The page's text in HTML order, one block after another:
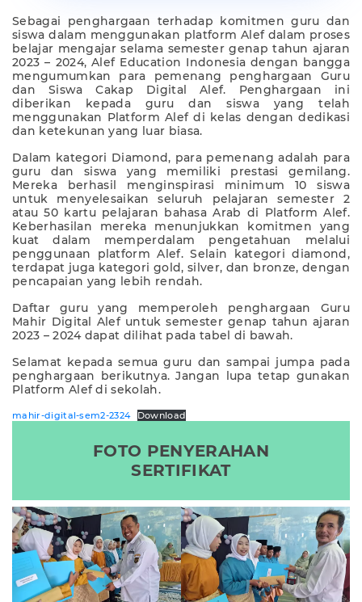
Sebagai penghargaan terhadap komitmen guru dan
siswa dalam menggunakan platform Alef dalam proses
belajar mengajar selama semester genap tahun ajaran
2023 – 2024, Alef Education Indonesia dengan bangga
mengumumkan para pemenang penghargaan Guru
dan Siswa Cakap Digital Alef. Penghargaan ini
diberikan kepada guru dan siswa yang telah
menggunakan Platform Alef di kelas dengan dedikasi
dan ketekunan yang luar biasa.
Dalam kategori Diamond, para pemenang adalah para
guru dan siswa yang memiliki prestasi gemilang.
Mereka berhasil menginspirasi minimum 10 siswa
untuk menyelesaikan seluruh pelajaran semester 2
atau 50 kartu pelajaran bahasa Arab di Platform Alef.
Keberhasilan mereka menunjukkan komitmen yang
kuat dalam memperdalam pengetahuan melalui
penggunaan platform Alef. Selain kategori diamond,
terdapat juga kategori gold, silver, dan bronze, dengan
pencapaian yang lebih rendah.
Daftar guru yang memperoleh penghargaan Guru
Mahir Digital Alef untuk semester genap tahun ajaran
2023 – 2024 dapat dilihat pada tabel di bawah.
Selamat kepada semua guru dan sampai jumpa pada
penghargaan berikutnya. Jangan lupa tetap gunakan
Platform Alef di sekolah.
mahir-digital-sem2-2324 Download
FOTO PENYERAHAN
SERTIFIKAT